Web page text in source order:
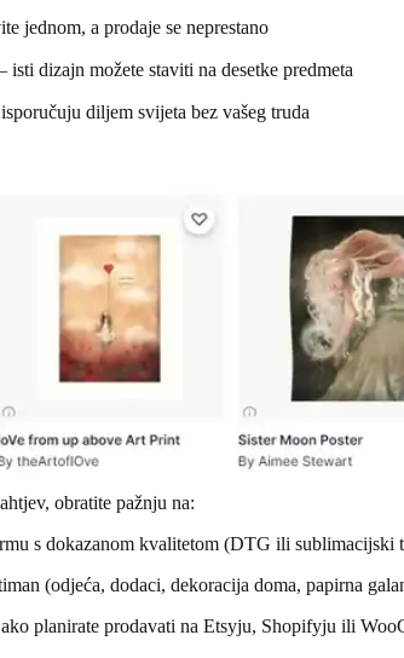
jednom, a prodaje se neprestano
isti dizajn možete staviti na desetke predmeta
diljem svijeta bez vašeg truda
obratite pažnju na:
s dokazanom kvalitetom (DTG ili
(odjeća, dodaci, dekoracija doma, papirna
planirate prodavati na Etsyju, Shopifyju ili